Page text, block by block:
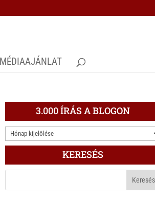
MÉDIAAJÁNLAT
3.000 ÍRÁS A BLOGON
3.000
ÍRÁS
BLOGON
KERESÉS